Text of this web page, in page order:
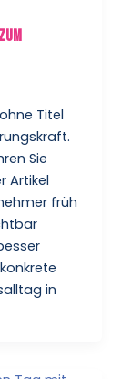
Titel
Sie
Artikel
früh
in